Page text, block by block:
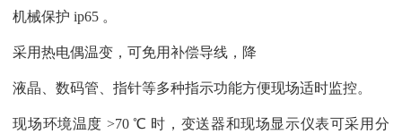
机械保护 ip65 。
采用热电偶温变，可免用补偿导线，降
液晶、数码管、指针等多种指示功能方便现场适时监控。
现场环境温度 >70 ℃ 时，变送器和现场显示仪表可采用分